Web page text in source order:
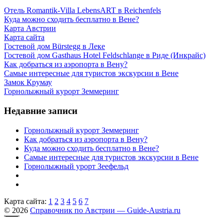
Отель Romantik-Villa LebensART в Reichenfels
Куда можно сходить бесплатно в Вене?
Карта Австрии
Карта сайта
Гостевой дом Bürstegg в Леке
Гостевой дом Gasthaus Hotel Feldschlange в Риде (Инкрайс)
Как добраться из аэропорта в Вену?
Самые интересные для туристов экскурсии в Вене
Замок Крумау
Горнолыжный курорт Земмеринг
Недавние записи
Горнолыжный курорт Земмеринг
Как добраться из аэропорта в Вену?
Куда можно сходить бесплатно в Вене?
Самые интересные для туристов экскурсии в Вене
Горнолыжный урорт Зеефельд
Карта сайта: 1 2 3 4 5 6 7
© 2026 Справочник по Австрии — Guide-Austria.ru